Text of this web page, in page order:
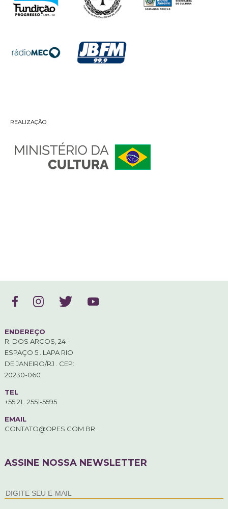
REALIZAÇÃO
ENDEREÇO
R. DOS ARCOS, 24 -
ESPAÇO 5 . LAPA RIO
DE JANEIRO/RJ . CEP:
20230-060
TEL
+55 21 . 2551-5595
EMAIL
CONTATO@OPES.COM.BR
ASSINE NOSSA NEWSLETTER